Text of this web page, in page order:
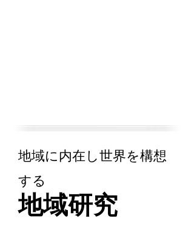
地域に内在し世界を構想
する
地域研究